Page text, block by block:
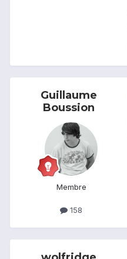
Guillaume
Boussion
Membre
158